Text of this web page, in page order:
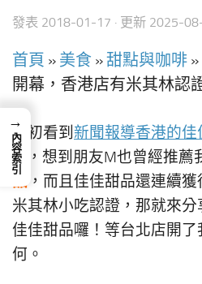
發表 2018-01-17 · 更新 2025-
首頁 » 美食 »甜點與咖啡 »
開幕，香港店有米其林認
月初看到 新聞報導香港的
，想到朋友M也曾經推薦
品 ，而且佳佳甜品還連續
米其林小吃認證，那就來
佳佳甜品囉！等台北店開
何。
→
內容索引